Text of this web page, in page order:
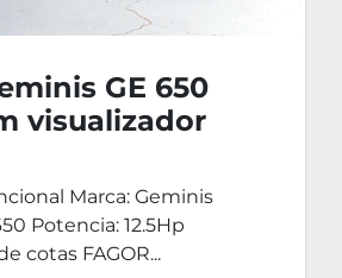
GE 650
visualizador
Marca: Geminis
Potencia: 12.5Hp
cotas FAGOR...